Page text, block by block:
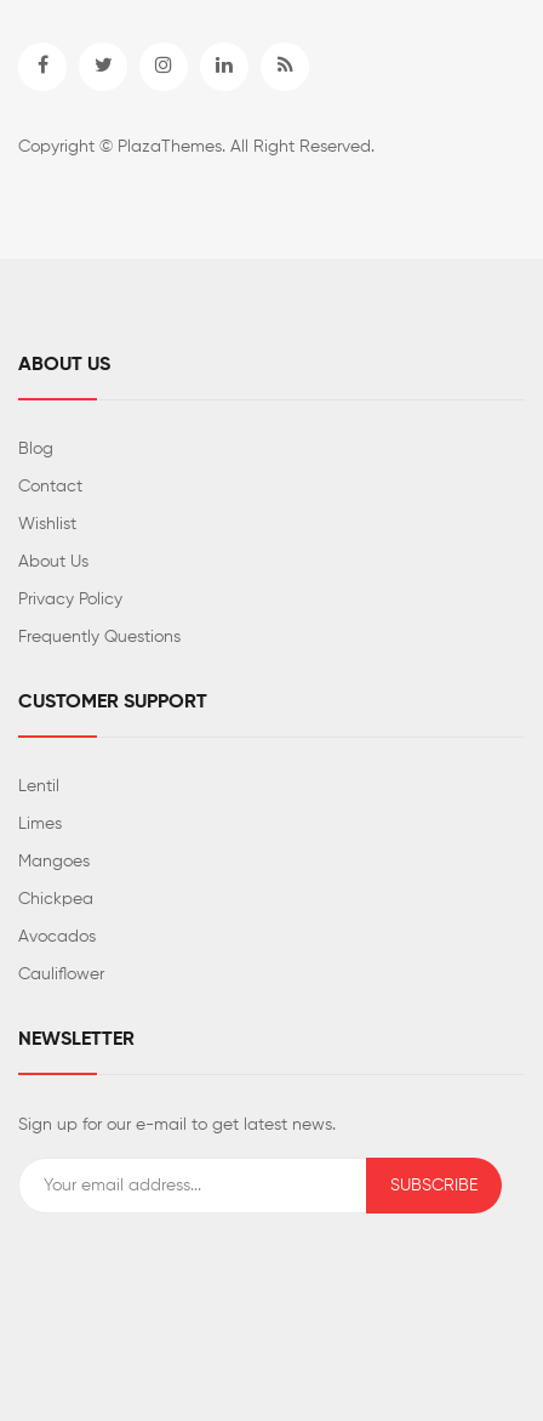
Copyright © PlazaThemes. All Right Reserved.
ABOUT US
Blog
Contact
Wishlist
About Us
Privacy Policy
Frequently Questions
CUSTOMER SUPPORT
Lentil
Limes
Mangoes
Chickpea
Avocados
Cauliflower
NEWSLETTER
Sign up for our e-mail to get latest news.
SUBSCRIBE